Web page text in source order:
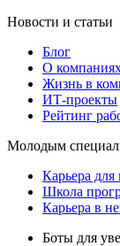
Новости и статьи
Блог
О
Жизнь в
ИТ-проекты
Рейтинг
Молодым
Карьера
Школа
Карьера в
Боты для